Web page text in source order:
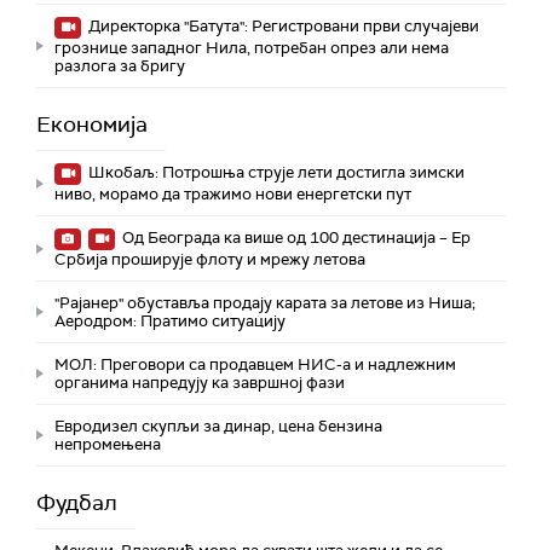
Директорка "Батута": Регистровани први случајеви
грознице западног Нила, потребан опрез али нема
разлога за бригу
Економија
Шкобаљ: Потрошња струје лети достигла зимски
ниво, морамо да тражимо нови енергетски пут
Од Београда ка више од 100 дестинација – Ер
Србија проширује флоту и мрежу летова
"Рајанер" обуставља продају карата за летове из Ниша;
Аеродром: Пратимо ситуацију
МОЛ: Преговори са продавцем НИС-а и надлежним
органима напредују ка завршној фази
Евродизел скупљи за динар, цена бензина
непромењена
Фудбал